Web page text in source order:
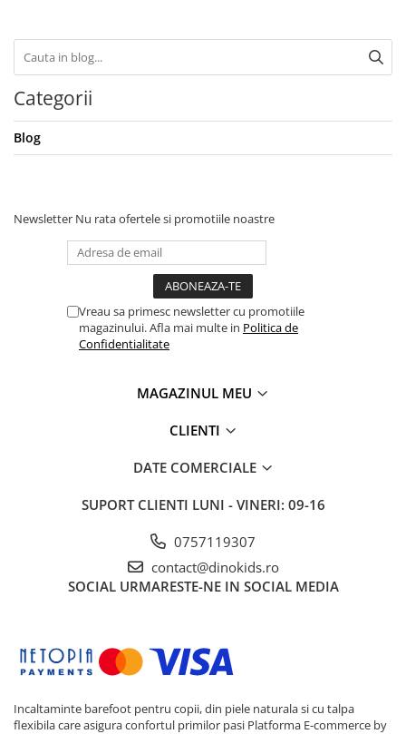
Categorii
Blog
Newsletter Nu rata ofertele si promotiile noastre
Vreau sa primesc newsletter cu promotiile
magazinului. Afla mai multe in Politica de
Confidentialitate
MAGAZINUL MEU
CLIENTI
DATE COMERCIALE
SUPORT CLIENTI LUNI - VINERI: 09-16
0757119307
contact@dinokids.ro
SOCIAL URMARESTE-NE IN SOCIAL MEDIA
Incaltaminte barefoot pentru copii, din piele naturala si cu talpa
flexibila care asigura confortul primilor pasi Platforma E-commerce by